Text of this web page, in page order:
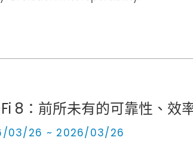
8：前所未有的可靠性、效
03/26 ~ 2026/03/26